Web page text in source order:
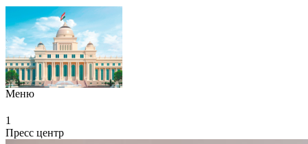
Меню
1
Пресс центр